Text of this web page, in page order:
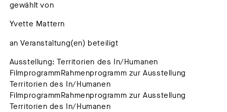
gewählt von
Yvette Mattern
an Veranstaltung(en) beteiligt
Ausstellung: Territorien des In/Humanen
FilmprogrammRahmenprogramm zur Ausstellung
Territorien des In/Humanen
FilmprogrammRahmenprogramm zur Ausstellung
Territorien des In/Humanen